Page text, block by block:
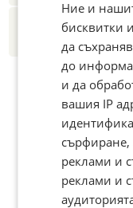
Добавете
Ние и
бисквитки
да
до
и да
вашия IP
сърфиране,
реклами и
реклами и